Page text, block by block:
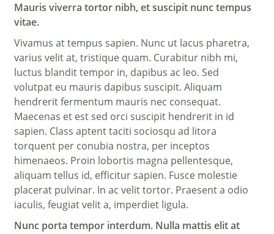
Mauris viverra tortor nibh, et suscipit nunc tempus
vitae.
Vivamus at tempus sapien. Nunc ut lacus pharetra,
varius velit at, tristique quam. Curabitur nibh mi,
luctus blandit tempor in, dapibus ac leo. Sed
volutpat eu mauris dapibus suscipit. Aliquam
hendrerit fermentum mauris nec consequat.
Maecenas et est sed orci suscipit hendrerit in id
sapien. Class aptent taciti sociosqu ad litora
torquent per conubia nostra, per inceptos
himenaeos. Proin lobortis magna pellentesque,
aliquam tellus id, efficitur sapien. Fusce molestie
placerat pulvinar. In ac velit tortor. Praesent a odio
iaculis, feugiat velit a, imperdiet ligula.
Nunc porta tempor interdum. Nulla mattis elit at